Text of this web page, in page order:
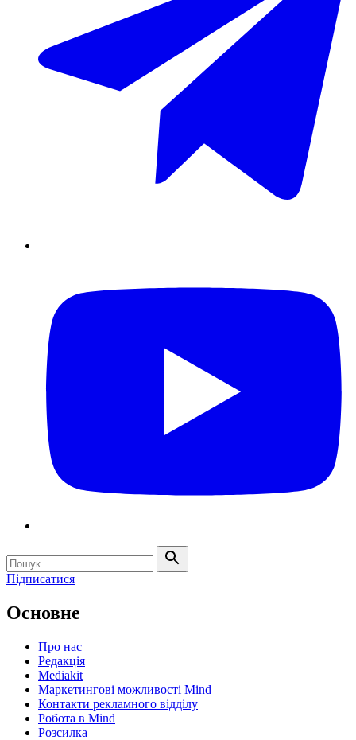
Підписатися
Основне
Про нас
Редакція
Mediakit
Маркетингові можливості Mind
Контакти рекламного відділу
Робота в Mind
Розсилка